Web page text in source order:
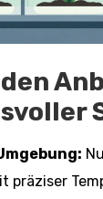
präziser